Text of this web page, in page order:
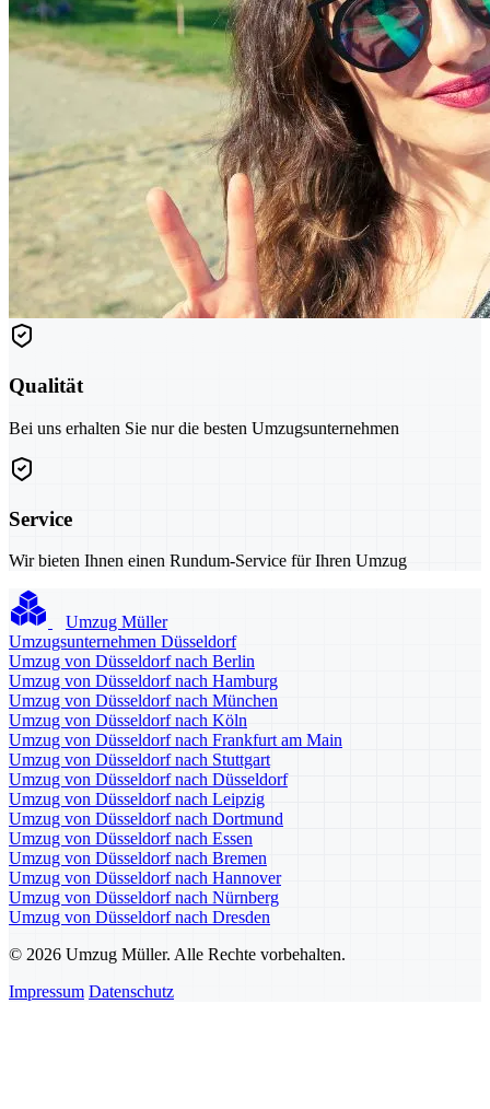
Qualität
Bei uns erhalten Sie nur die besten Umzugsunternehmen
Service
Wir bieten Ihnen einen Rundum-Service für Ihren Umzug
Umzug Müller
Umzugsunternehmen Düsseldorf
Umzug von Düsseldorf nach Berlin
Umzug von Düsseldorf nach Hamburg
Umzug von Düsseldorf nach München
Umzug von Düsseldorf nach Köln
Umzug von Düsseldorf nach Frankfurt am Main
Umzug von Düsseldorf nach Stuttgart
Umzug von Düsseldorf nach Düsseldorf
Umzug von Düsseldorf nach Leipzig
Umzug von Düsseldorf nach Dortmund
Umzug von Düsseldorf nach Essen
Umzug von Düsseldorf nach Bremen
Umzug von Düsseldorf nach Hannover
Umzug von Düsseldorf nach Nürnberg
Umzug von Düsseldorf nach Dresden
© 2026 Umzug Müller. Alle Rechte vorbehalten.
Impressum Datenschutz